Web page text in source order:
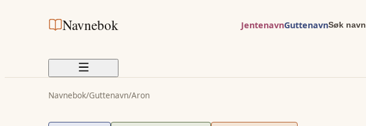
Navnebok JentenavnGuttenavnSøk navn
Navnebok/Guttenavn/Aron